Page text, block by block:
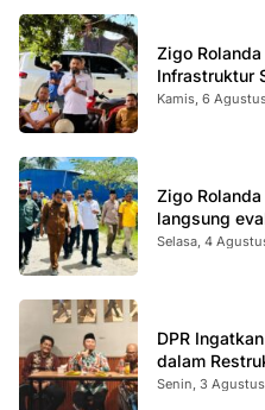
Zigo
Infrastruktur
Kamis, 6
Zigo
langsung
Selasa, 4
DPR
dalam
Senin, 3